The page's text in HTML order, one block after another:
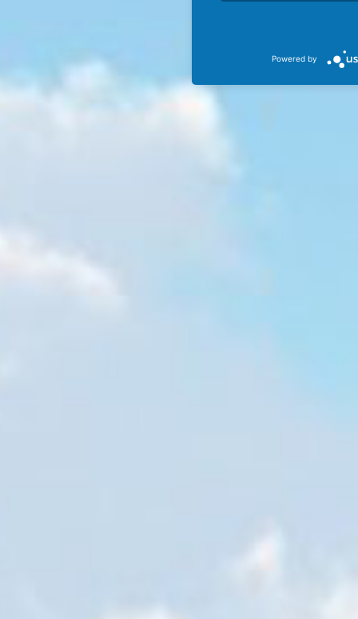
Powered by